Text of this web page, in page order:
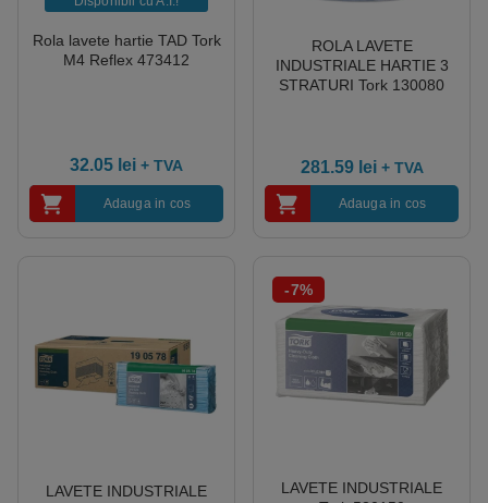
Rola lavete hartie TAD Tork
M4 Reflex 473412
32.05 lei + TVA
Adauga in cos
ROLA LAVETE
INDUSTRIALE HARTIE 3
STRATURI Tork 130080
281.59 lei + TVA
Adauga in cos
LAVETE INDUSTRIALE
-7%
LAVETE INDUSTRIALE